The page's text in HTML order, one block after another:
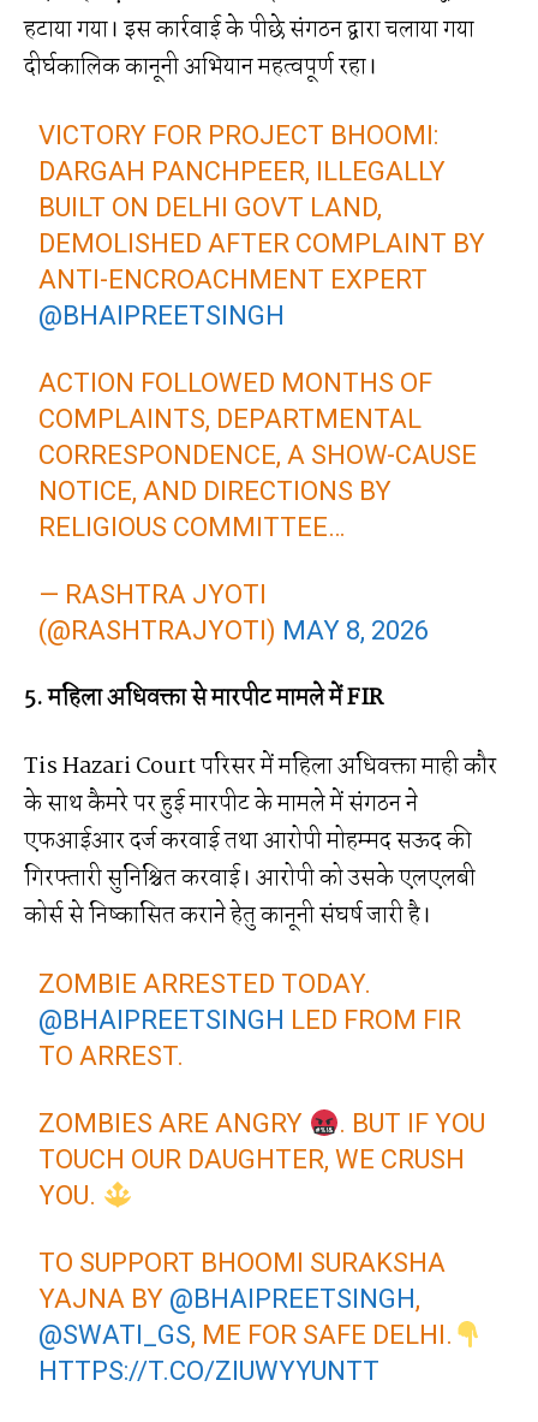
हटाया गया। इस कार्रवाई के पीछे संगठन द्वारा चलाया गया
दीर्घकालिक कानूनी अभियान महत्वपूर्ण रहा।
VICTORY FOR PROJECT BHOOMI:
DARGAH PANCHPEER, ILLEGALLY
BUILT ON DELHI GOVT LAND,
DEMOLISHED AFTER COMPLAINT BY
ANTI-ENCROACHMENT EXPERT
@BHAIPREETSINGH
ACTION FOLLOWED MONTHS OF
COMPLAINTS, DEPARTMENTAL
CORRESPONDENCE, A SHOW-CAUSE
NOTICE, AND DIRECTIONS BY
RELIGIOUS COMMITTEE…
— RASHTRA JYOTI
(@RASHTRAJYOTI) MAY 8, 2026
5. महिला अधिवक्ता से मारपीट मामले में FIR
Tis Hazari Court परिसर में महिला अधिवक्ता माही कौर
के साथ कैमरे पर हुई मारपीट के मामले में संगठन ने
एफआईआर दर्ज करवाई तथा आरोपी मोहम्मद सऊद की
गिरफ्तारी सुनिश्चित करवाई। आरोपी को उसके एलएलबी
कोर्स से निष्कासित कराने हेतु कानूनी संघर्ष जारी है।
ZOMBIE ARRESTED TODAY.
@BHAIPREETSINGH LED FROM FIR
TO ARREST.
ZOMBIES ARE ANGRY
. BUT IF YOU
TOUCH OUR DAUGHTER, WE CRUSH
YOU.
TO SUPPORT BHOOMI SURAKSHA
YAJNA BY @BHAIPREETSINGH ,
@SWATI_GS, ME FOR SAFE DELHI.
HTTPS://T.CO/ZIUWYYUNTT